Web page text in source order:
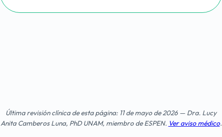
Última revisión clínica de esta página: 11 de mayo de 2026 — Dra. Lucy
Anita Camberos Luna, PhD UNAM, miembro de ESPEN. Ver aviso médico.